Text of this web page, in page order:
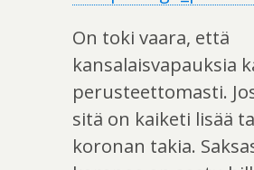
On toki vaara, että
kansalaisvapauksia
perusteettomasti.
sitä on kaiketi lisää
koronan takia.